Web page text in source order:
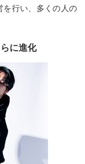
を行い、多くの人の
に進化